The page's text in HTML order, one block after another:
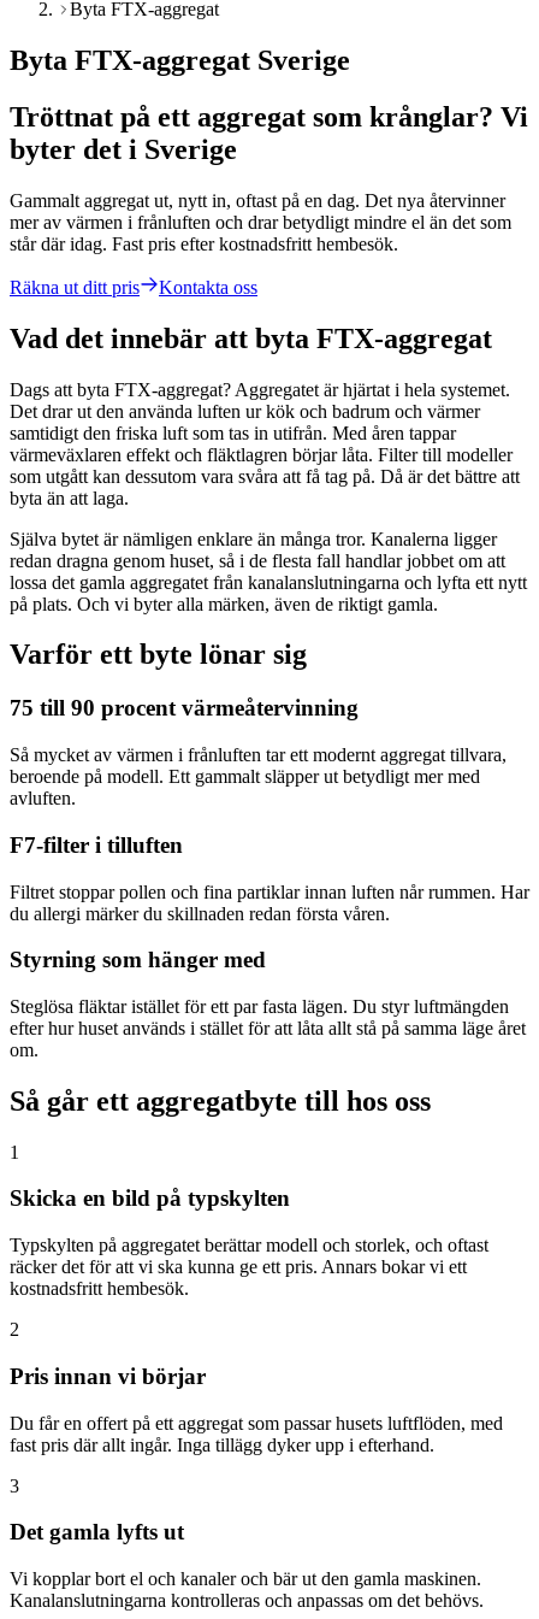
Byta FTX-aggregat
Byta FTX-aggregat Sverige
Tröttnat på ett aggregat som krånglar? Vi
byter det i Sverige
Gammalt aggregat ut, nytt in, oftast på en dag. Det nya återvinner
mer av värmen i frånluften och drar betydligt mindre el än det som
står där idag. Fast pris efter kostnadsfritt hembesök.
Räkna ut ditt pris Kontakta oss
Vad det innebär att byta FTX-aggregat
Dags att byta FTX-aggregat? Aggregatet är hjärtat i hela systemet.
Det drar ut den använda luften ur kök och badrum och värmer
samtidigt den friska luft som tas in utifrån. Med åren tappar
värmeväxlaren effekt och fläktlagren börjar låta. Filter till modeller
som utgått kan dessutom vara svåra att få tag på. Då är det bättre att
byta än att laga.
Själva bytet är nämligen enklare än många tror. Kanalerna ligger
redan dragna genom huset, så i de flesta fall handlar jobbet om att
lossa det gamla aggregatet från kanalanslutningarna och lyfta ett nytt
på plats. Och vi byter alla märken, även de riktigt gamla.
Varför ett byte lönar sig
75 till 90 procent värmeåtervinning
Så mycket av värmen i frånluften tar ett modernt aggregat tillvara,
beroende på modell. Ett gammalt släpper ut betydligt mer med
avluften.
F7-filter i tilluften
Filtret stoppar pollen och fina partiklar innan luften når rummen. Har
du allergi märker du skillnaden redan första våren.
Styrning som hänger med
Steglösa fläktar istället för ett par fasta lägen. Du styr luftmängden
efter hur huset används i stället för att låta allt stå på samma läge året
om.
Så går ett aggregatbyte till hos oss
1
Skicka en bild på typskylten
Typskylten på aggregatet berättar modell och storlek, och oftast
räcker det för att vi ska kunna ge ett pris. Annars bokar vi ett
kostnadsfritt hembesök.
2
Pris innan vi börjar
Du får en offert på ett aggregat som passar husets luftflöden, med
fast pris där allt ingår. Inga tillägg dyker upp i efterhand.
3
Det gamla lyfts ut
Vi kopplar bort el och kanaler och bär ut den gamla maskinen.
Kanalanslutningarna kontrolleras och anpassas om det behövs.